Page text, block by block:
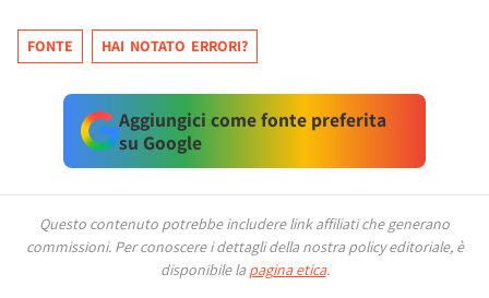
FONTE HAI NOTATO ERRORI?
Aggiungici come fonte preferita
su Google
Questo contenuto potrebbe includere link affiliati che generano
commissioni. Per conoscere i dettagli della nostra policy editoriale, è
disponibile la pagina etica.